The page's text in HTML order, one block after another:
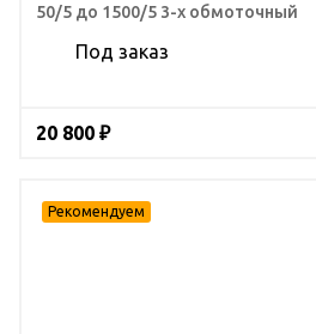
50/5 до 1500/5 3-х обмоточный
Под заказ
20 800 ₽